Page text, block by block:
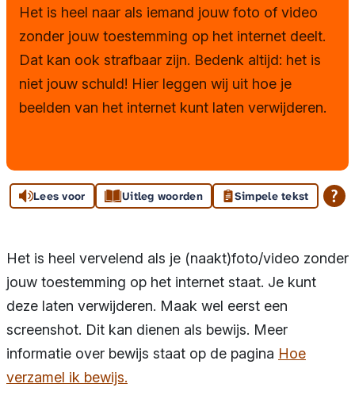
Tips en maatregelen
Handleidingen
Herstellen na misbruik
Toolkit
Het is heel naar als iemand jouw foto of video
zonder jouw toestemming op het internet deelt.
Dat kan ook strafbaar zijn. Bedenk altijd: het is
niet jouw schuld! Hier leggen wij uit hoe je
beelden van het internet kunt laten verwijderen.
Lees voor Uitleg woorden Simpele tekst
Het is heel vervelend als je (naakt)foto/video zonder
jouw toestemming op het internet staat. Je kunt
deze laten verwijderen. Maak wel eerst een
screenshot. Dit kan dienen als bewijs. Meer
informatie over bewijs staat op de pagina Hoe
verzamel ik bewijs.